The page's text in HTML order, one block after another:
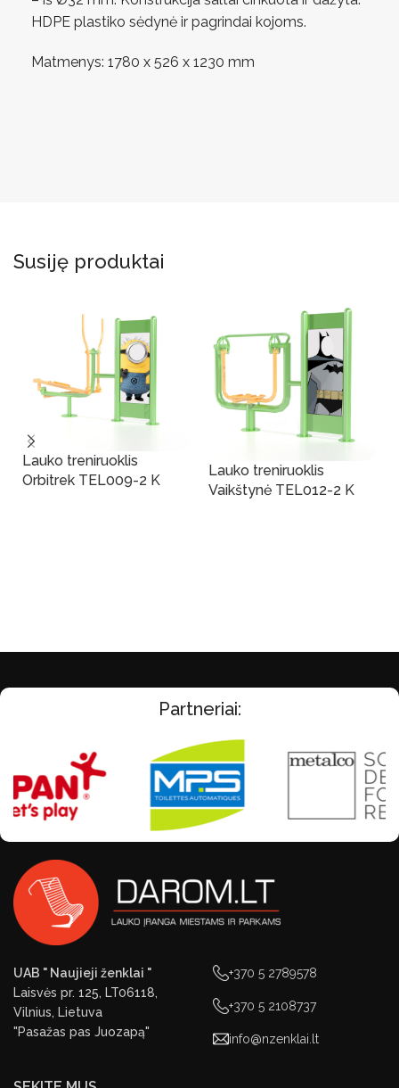
HDPE plastiko sėdynė ir pagrindai kojoms.
Matmenys: 1780 x 526 x 1230 mm
Susiję produktai
Lauko treniruoklis
Orbitrek TEL009-2 K
Lauko treniruoklis
Vaikštynė TEL012-2 K
Partneriai:
UAB " Naujieji ženklai "
Laisvės pr. 125, LT06118,
Vilnius, Lietuva
"Pasažas pas Juozapą"
+370 5 2789578
+370 5 2108737
info@nzenklai.lt